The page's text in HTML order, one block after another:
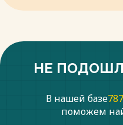
НЕ
В нашей базе
поможем